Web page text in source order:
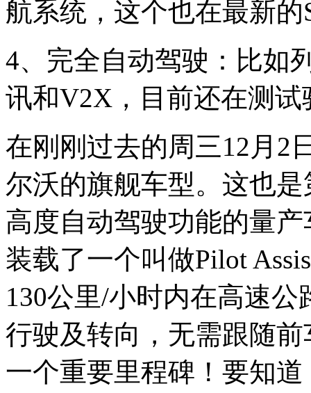
航系统，这个也在最新
4、完全自动驾驶：比如
讯和V2X，目前还在测
在刚刚过去的周三12月2
尔沃的旗舰车型。这也
高度自动驾驶功能的量
装载了一个叫做Pilot
130公里/小时内在高速
行驶及转向，无需跟随
一个重要里程碑！要知